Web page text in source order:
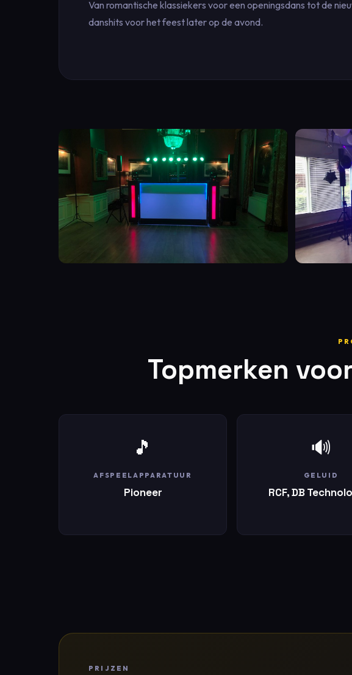
Van romantische klassiekers voor een openingsdans tot de
danshits voor het feest later op de avond.
Topmerken
🎵
AFSPEELAPPARATUUR
Pioneer
🔊
GELUID
RCF, DB
PRIJZEN